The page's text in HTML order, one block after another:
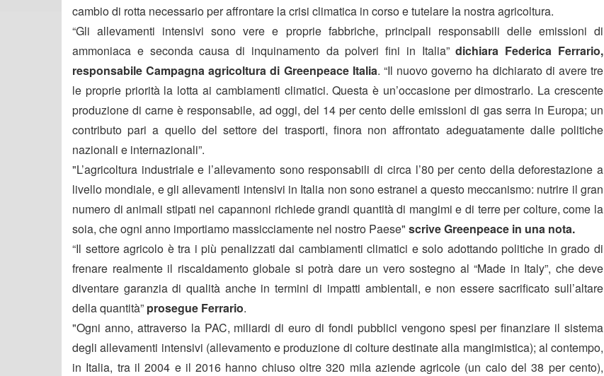
cambio di rotta necessario per affrontare la crisi climatica in corso e tutelare la nostra agricoltura.
“Gli allevamenti intensivi sono vere e proprie fabbriche, principali responsabili delle emissioni di
ammoniaca e seconda causa di inquinamento da polveri fini in Italia”dichiara Federica Ferrario,
responsabile Campagna agricoltura di Greenpeace Italia. “Il nuovo governo ha dichiarato di avere tre
le proprie priorità la lotta ai cambiamenti climatici. Questa è un’occasione per dimostrarlo. La crescente
produzione di carne è responsabile, ad oggi, del 14 per cento delle emissioni di gas serra in Europa; un
contributo pari a quello del settore dei trasporti, finora non affrontato adeguatamente dalle politiche
nazionali e internazionali”.
"L’agricoltura industriale e l’allevamento sono responsabili di circa l’80 per cento della deforestazione a
livello mondiale, e gli allevamenti intensivi in Italia non sono estranei a questo meccanismo: nutrire il gran
numero di animali stipati nei capannoni richiede grandi quantità di mangimi e di terre per colture, come la
soia, che ogni anno importiamo massicciamente nel nostro Paese" scrive Greenpeace in una nota.
“Il settore agricolo è tra i più penalizzati dai cambiamenti climatici e solo adottando politiche in grado di
frenare realmente il riscaldamento globale si potrà dare un vero sostegno al “Made in Italy”, che deve
diventare garanzia di qualità anche in termini di impatti ambientali, e non essere sacrificato sull’altare
della quantità” prosegue Ferrario.
"Ogni anno, attraverso la PAC, miliardi di euro di fondi pubblici vengono spesi per finanziare il sistema
degli allevamenti intensivi (allevamento e produzione di colture destinate alla mangimistica); al contempo,
in Italia, tra il 2004 e il 2016 hanno chiuso oltre 320 mila aziende agricole (un calo del 38 per cento),